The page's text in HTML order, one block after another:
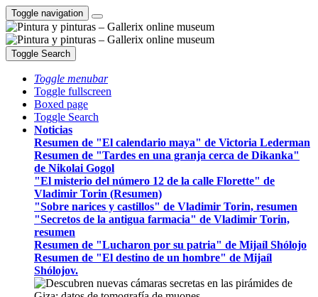
Toggle navigation
Toggle Search
Toggle menubar
Toggle fullscreen
Boxed page
Toggle Search
Noticias
Resumen de "El calendario maya" de Victoria Lederman
Resumen de "Tardes en una granja cerca de Dikanka"
de Nikolai Gogol
"El misterio del número 12 de la calle Florette" de
Vladimir Torin (Resumen)
"Sobre narices y castillos" de Vladimir Torin, resumen
"Secretos de la antigua farmacia" de Vladimir Torin,
resumen
Resumen de "Lucharon por su patria" de Mijaíl Shólojo
Resumen de "El destino de un hombre" de Mijaíl
Shólojov.